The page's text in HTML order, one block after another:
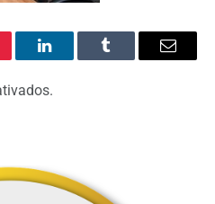
O
LinkedIn
Tumblr
E-